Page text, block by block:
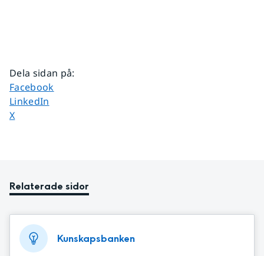
Dela sidan på:
Dela sidan på
Facebook
Dela sidan på
LinkedIn
Dela sidan på
X
Relaterade sidor
Kunskapsbanken